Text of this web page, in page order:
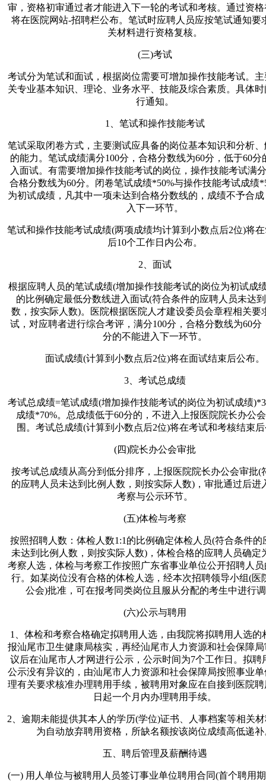
审，资格初审通过者才能进入下一轮的考试和考核。通过资
将在医院网站-招聘栏公布。笔试时应聘人员应按笔试通知要
关材料进行资格复核。
(三)考试
考试分为笔试和面试，根据岗位需要可增加操作技能考试。
关专业基本知识、理论、业务水平、技能及综合素质。具体
行通知。
1、笔试和操作技能考试
笔试采取闭卷方式，主要测试应具备的岗位基本知识和分析
的能力。笔试成绩满分100分，合格分数线为60分，低于60分
入面试。有需要增加操作技能考试的岗位，操作技能考试满
合格分数线为60分。闭卷笔试成绩*50%与操作技能考试成绩
为初试成绩，凡其中一项未达到合格分数线的，成绩不予合
入下一环节。
笔试和操作技能考试成绩(两项成绩均计算到小数点后2位)将
后10个工作日内公布。
2、面试
根据应聘人员的笔试成绩(增加操作技能考试的岗位为初试成
的比例确定最低分数线进入面试(符合条件的应聘人员未达
数，按实际人数)。医院根据医院人才建设委员会章程相关要
试，对应聘者进行综合考评，满分100分，合格分数线为60分
分的不能进入下一环节。
面试成绩(计算到小数点后2位)将在面试结束后公布。
3、考试总成绩
考试总成绩=笔试成绩(增加操作技能考试的岗位为初试成绩
成绩*70%。总成绩低于60分的，不进入上报医院院长办公
围。考试总成绩(计算到小数点后2位)将在考试和考核结束
(四)院长办公会审批
按考试总成绩从高分到低分排序，上报医院院长办公会审批(
的应聘人员未达到比例人数，则按实际人数)，审批通过后进
考察与公示环节。
(五)体检与考察
按照招聘人数：体检人数1:1的比例确定体检人员(符合条件的
未达到比例人数，则按实际人数)，体检合格的应聘人员确定
考察人选，体检与考察工作按照广东省事业单位公开招聘人
行。如某岗位没有合格的体检人选，经本次招聘领导小组(医
公会)批准，可在报考同类岗位且服从分配的考生中进行
(六)公示与聘用
1、体检和考察合格确定拟聘用人选，由我院将拟聘用人选的
报汕尾市卫生健康局核实，再经汕尾市人力资源和社会保障
议后在汕尾市人才网进行公示，公示时间为7个工作日。拟聘
公示没有异议的，由汕尾市人力资源和社会保障局按照事业
理有关要求核准办理聘用手续，被聘用对象应在自接到医院
日起一个月内办理聘用手续。
2、逾期未能提供其本人的学历(学位)证书、人事档案等相关
为自动放弃聘用资格，所缺名额按该岗位成绩高低递补
五、聘后管理及薪酬待遇
(一) 用人单位与被聘用人员签订事业单位聘用合同(首个聘用